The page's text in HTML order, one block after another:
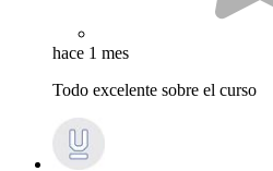
hace 1 mes
Todo excelente sobre el curso